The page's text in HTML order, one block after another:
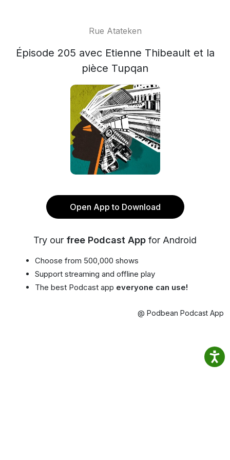
Rue Atateken
Épisode 205 avec Etienne Thibeault et la
pièce Tupqan
Open App to Download
Try our free Podcast App for Android
Choose from 500,000 shows
Support streaming and offline play
The best Podcast app everyone can use!
@ Podbean Podcast App